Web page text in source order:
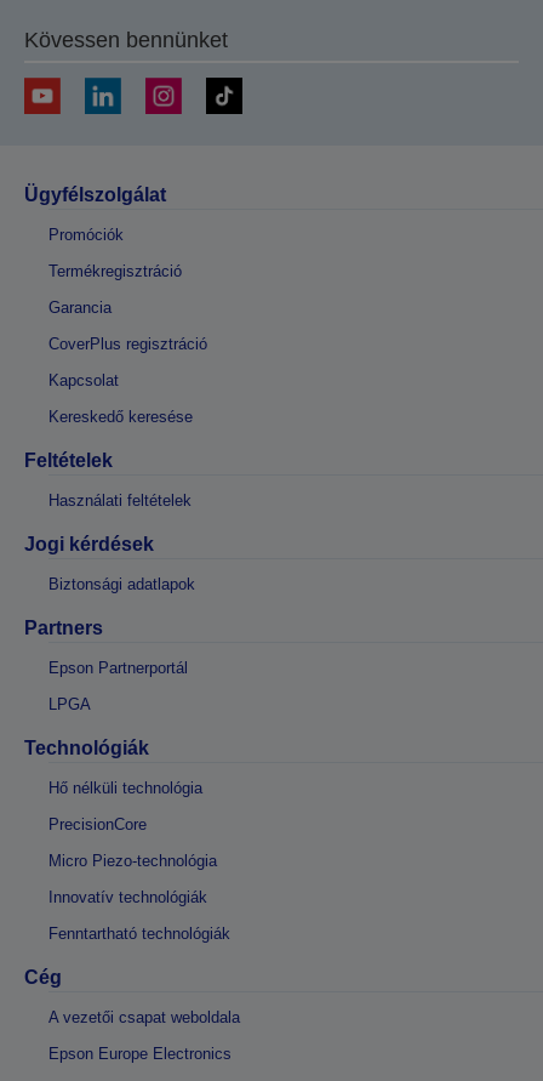
Kövessen bennünket
Ügyfélszolgálat
Promóciók
Termékregisztráció
Garancia
CoverPlus regisztráció
Kapcsolat
Kereskedő keresése
Feltételek
Használati feltételek
Jogi kérdések
Biztonsági adatlapok
Partners
Epson Partnerportál
LPGA
Technológiák
Hő nélküli technológia
PrecisionCore
Micro Piezo-technológia
Innovatív technológiák
Fenntartható technológiák
Cég
A vezetői csapat weboldala
Epson Europe Electronics